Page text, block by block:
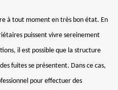
à tout moment en très bon état. En
puissent vivre sereinement
il est possible que la structure
fuites se présentent. Dans ce cas,
pour effectuer des